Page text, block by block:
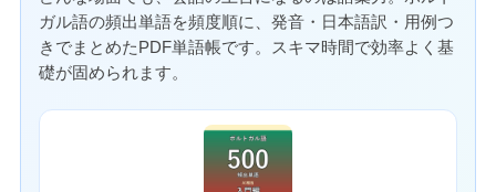
ガル語の頻出単語を頻度順に、発音・日本語訳・用例つ
きでまとめたPDF単語帳です。スキマ時間で効率よく基
礎が固められます。